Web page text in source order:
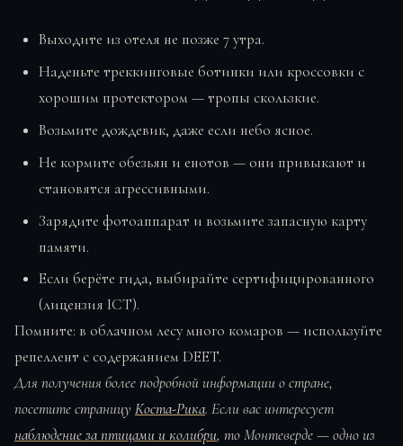
Выходите из отеля не позже 7 утра.
Наденьте треккинговые ботинки или кроссовки с
хорошим протектором — тропы скользкие.
Возьмите дождевик, даже если небо ясное.
Не кормите обезьян и енотов — они привыкают и
становятся агрессивными.
Зарядите фотоаппарат и возьмите запасную карту
памяти.
Если берёте гида, выбирайте сертифицированного
(лицензия ICT).
Помните: в облачном лесу много комаров — используйте
репеллент с содержанием DEET.
Для получения более подробной информации о стране,
посетите страницу Коста-Рика. Если вас интересует
наблюдение за птицами и колибри, то Монтеверде — одно из